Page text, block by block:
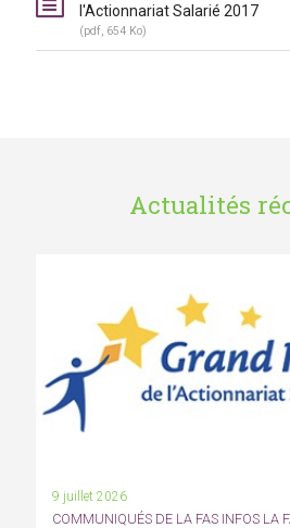
l'Actionnariat Salarié 2017
(pdf, 654 Ko)
Actualités
9 juillet 2026
COMMUNIQUÉS DE LA FAS INFOS LA